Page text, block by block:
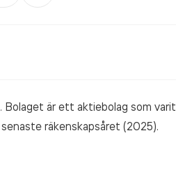
. Bolaget är ett aktiebolag som varit
senaste räkenskapsåret (2025).